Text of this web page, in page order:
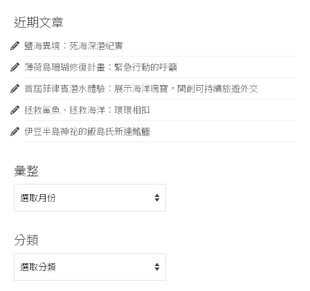
近期文章
鹽海異境：死海深潛紀實
薄荷島珊瑚修復計畫：緊急⾏動的呼籲
首屆菲律賓潛水體驗：展示海洋瑰寶，開創可持續旅遊外交
拯救鯊魚、拯救海洋：環環相扣
伊豆半島神祕的飯島氏新連鰭䲗
彙整
彙
整
分類
分
類